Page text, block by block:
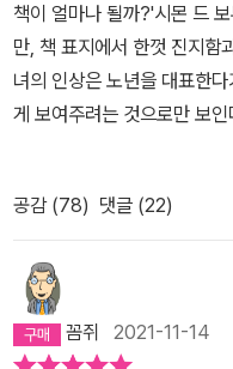
책이 얼마나 될까?'시몬 드
만, 책 표지에서 한껏 진지함
녀의 인상은 노년을 대표한
게 보여주려는 것으로만 보
라톤, 소크라테스의 고대 철
혀내고 있는 현대 물리학까
수밖에 없는 '죽음' 이전의 '
는 것은 충격적이고 파격적
을 향해 열심히 달리는 동안,
우리 모두가 아주 사소한 일
공감 (78) 댓글 (22)
꼼쥐 2021-11-14